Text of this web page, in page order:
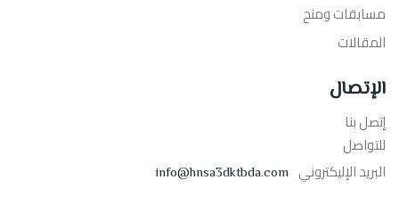
مسابقات ومنح
المقالات
الإتصال
إتصل بنا
للتواصل
البريد الإليكتروني info@hnsa3dktbda.com